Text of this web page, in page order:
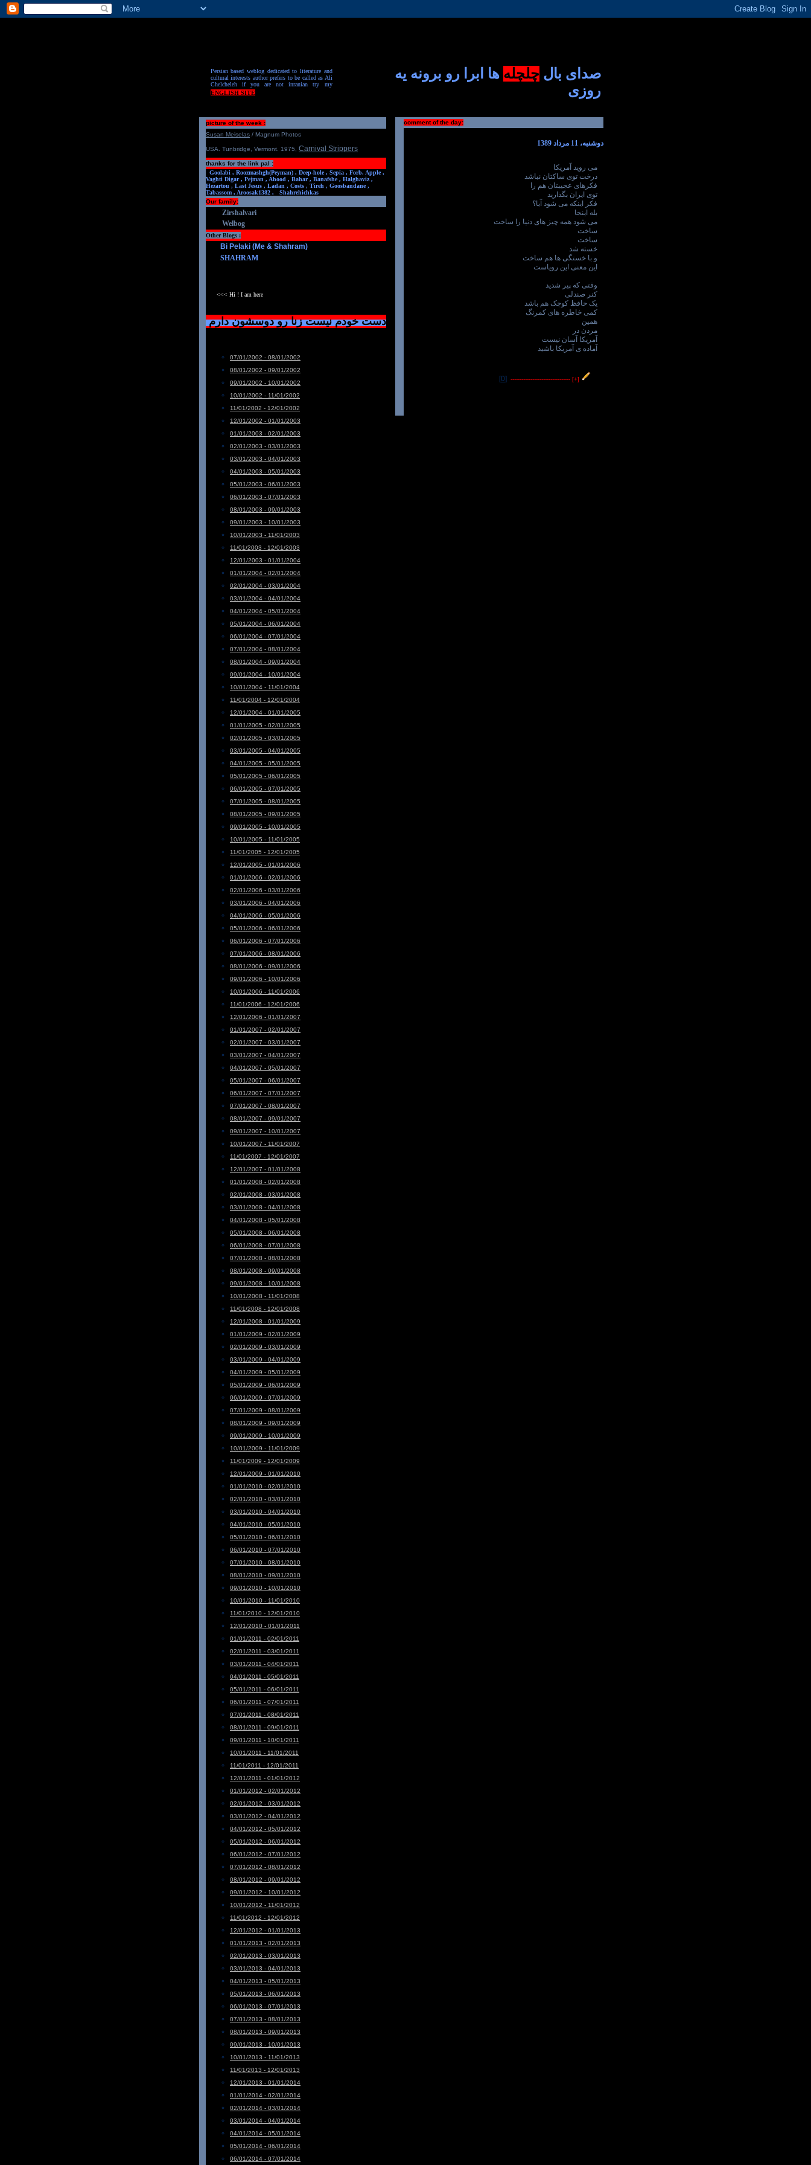
Persian based weblog dedicated to literature and
cultural interests author prefers to be called as Ali
Chelcheleh if you are not inranian try my
ENGLISH SITE
صدای بال چلچله ها ابرا رو برونه یه
روزی
comment of the day:
دوشنبه، 11 مرداد 1389
می روید آمریکا
درخت توی ساکتان نباشد
فکرهای عجیبتان هم را
توی ایران بگذارید
فکر اینکه می شود آیا؟
بله اینجا
می شود همه چیز های دنیا را ساخت
ساخت
ساخت
خسته شد
و با خستگی ها هم ساخت
این معنی این رویاست
وقتی که پیر شدید
کنر صندلی
یک حافظ کوچک هم باشد
کمی خاطره های کمرنگ
همین
مردن در
آمریکا آسان نیست
آماده ی آمریکا باشید
[+]
---------------------------------
[0]
picture of the week :
Susan Meiselas / Magnum Photos
USA. Tunbridge, Vermont. 1975 Carnival Strippers
thanks for the link pal :
Goolabi , Roozmashgh(Peyman) , Deep-hole , Sepia , Forb. Apple ,
Vaghti Digar , Pejman , Ahood , Bahar , Banafshe , Halghaviz ,
Hezartou , Last Jesus , Ladan , Costs , Tireh , Goosbandane ,
Tabassom , Aroosak1382 ,
Shahrehichkas
Our family:
Zirshalvari
Welbog
Other Blogs :
Bi Pelaki (Me & Shahram)
SHAHRAM
<<< Hi ! I am here
دست خودم نیست زنا رو دوسشون دارم
07/01/2002 - 08/01/2002
08/01/2002 - 09/01/2002
09/01/2002 - 10/01/2002
10/01/2002 - 11/01/2002
11/01/2002 - 12/01/2002
12/01/2002 - 01/01/2003
01/01/2003 - 02/01/2003
02/01/2003 - 03/01/2003
03/01/2003 - 04/01/2003
04/01/2003 - 05/01/2003
05/01/2003 - 06/01/2003
06/01/2003 - 07/01/2003
08/01/2003 - 09/01/2003
09/01/2003 - 10/01/2003
10/01/2003 - 11/01/2003
11/01/2003 - 12/01/2003
12/01/2003 - 01/01/2004
01/01/2004 - 02/01/2004
02/01/2004 - 03/01/2004
03/01/2004 - 04/01/2004
04/01/2004 - 05/01/2004
05/01/2004 - 06/01/2004
06/01/2004 - 07/01/2004
07/01/2004 - 08/01/2004
08/01/2004 - 09/01/2004
09/01/2004 - 10/01/2004
10/01/2004 - 11/01/2004
11/01/2004 - 12/01/2004
12/01/2004 - 01/01/2005
01/01/2005 - 02/01/2005
02/01/2005 - 03/01/2005
03/01/2005 - 04/01/2005
04/01/2005 - 05/01/2005
05/01/2005 - 06/01/2005
06/01/2005 - 07/01/2005
07/01/2005 - 08/01/2005
08/01/2005 - 09/01/2005
09/01/2005 - 10/01/2005
10/01/2005 - 11/01/2005
11/01/2005 - 12/01/2005
12/01/2005 - 01/01/2006
01/01/2006 - 02/01/2006
02/01/2006 - 03/01/2006
03/01/2006 - 04/01/2006
04/01/2006 - 05/01/2006
05/01/2006 - 06/01/2006
06/01/2006 - 07/01/2006
07/01/2006 - 08/01/2006
08/01/2006 - 09/01/2006
09/01/2006 - 10/01/2006
10/01/2006 - 11/01/2006
11/01/2006 - 12/01/2006
12/01/2006 - 01/01/2007
01/01/2007 - 02/01/2007
02/01/2007 - 03/01/2007
03/01/2007 - 04/01/2007
04/01/2007 - 05/01/2007
05/01/2007 - 06/01/2007
06/01/2007 - 07/01/2007
07/01/2007 - 08/01/2007
08/01/2007 - 09/01/2007
09/01/2007 - 10/01/2007
10/01/2007 - 11/01/2007
11/01/2007 - 12/01/2007
12/01/2007 - 01/01/2008
01/01/2008 - 02/01/2008
02/01/2008 - 03/01/2008
03/01/2008 - 04/01/2008
04/01/2008 - 05/01/2008
05/01/2008 - 06/01/2008
06/01/2008 - 07/01/2008
07/01/2008 - 08/01/2008
08/01/2008 - 09/01/2008
09/01/2008 - 10/01/2008
10/01/2008 - 11/01/2008
11/01/2008 - 12/01/2008
12/01/2008 - 01/01/2009
01/01/2009 - 02/01/2009
02/01/2009 - 03/01/2009
03/01/2009 - 04/01/2009
04/01/2009 - 05/01/2009
05/01/2009 - 06/01/2009
06/01/2009 - 07/01/2009
07/01/2009 - 08/01/2009
08/01/2009 - 09/01/2009
09/01/2009 - 10/01/2009
10/01/2009 - 11/01/2009
11/01/2009 - 12/01/2009
12/01/2009 - 01/01/2010
01/01/2010 - 02/01/2010
02/01/2010 - 03/01/2010
03/01/2010 - 04/01/2010
04/01/2010 - 05/01/2010
05/01/2010 - 06/01/2010
06/01/2010 - 07/01/2010
07/01/2010 - 08/01/2010
08/01/2010 - 09/01/2010
09/01/2010 - 10/01/2010
10/01/2010 - 11/01/2010
11/01/2010 - 12/01/2010
12/01/2010 - 01/01/2011
01/01/2011 - 02/01/2011
02/01/2011 - 03/01/2011
03/01/2011 - 04/01/2011
04/01/2011 - 05/01/2011
05/01/2011 - 06/01/2011
06/01/2011 - 07/01/2011
07/01/2011 - 08/01/2011
08/01/2011 - 09/01/2011
09/01/2011 - 10/01/2011
10/01/2011 - 11/01/2011
11/01/2011 - 12/01/2011
12/01/2011 - 01/01/2012
01/01/2012 - 02/01/2012
02/01/2012 - 03/01/2012
03/01/2012 - 04/01/2012
04/01/2012 - 05/01/2012
05/01/2012 - 06/01/2012
06/01/2012 - 07/01/2012
07/01/2012 - 08/01/2012
08/01/2012 - 09/01/2012
09/01/2012 - 10/01/2012
10/01/2012 - 11/01/2012
11/01/2012 - 12/01/2012
12/01/2012 - 01/01/2013
01/01/2013 - 02/01/2013
02/01/2013 - 03/01/2013
03/01/2013 - 04/01/2013
04/01/2013 - 05/01/2013
05/01/2013 - 06/01/2013
06/01/2013 - 07/01/2013
07/01/2013 - 08/01/2013
08/01/2013 - 09/01/2013
09/01/2013 - 10/01/2013
10/01/2013 - 11/01/2013
11/01/2013 - 12/01/2013
12/01/2013 - 01/01/2014
01/01/2014 - 02/01/2014
02/01/2014 - 03/01/2014
03/01/2014 - 04/01/2014
04/01/2014 - 05/01/2014
05/01/2014 - 06/01/2014
06/01/2014 - 07/01/2014